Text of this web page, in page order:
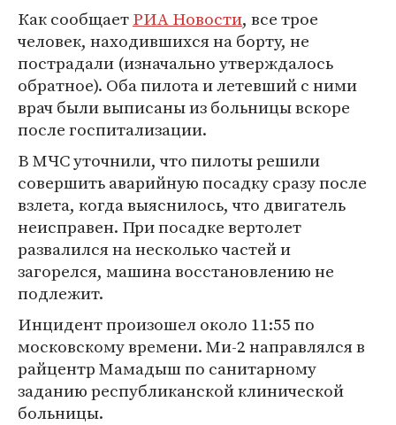
Как сообщаетРИА Новости, все трое
человек, находившихся на борту, не
пострадали (изначально утверждалось
обратное). Оба пилота и летевший с ними
врач были выписаны из больницы вскоре
после госпитализации.
В МЧС уточнили, что пилоты решили
совершить аварийную посадку сразу после
взлета, когда выяснилось, что двигатель
неисправен. При посадке вертолет
развалился на несколько частей и
загорелся, машина восстановлению не
подлежит.
Инцидент произошел около 11:55 по
московскому времени. Ми-2 направлялся в
райцентр Мамадыш по санитарному
заданию республиканской клинической
больницы.